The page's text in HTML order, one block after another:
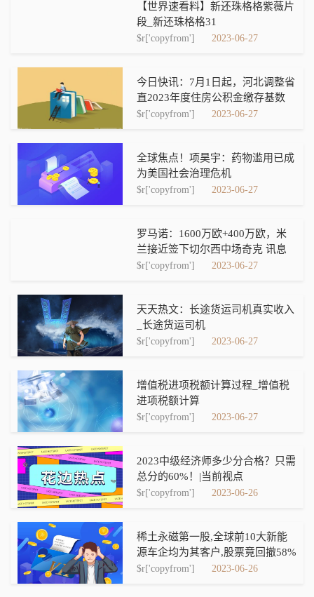
【世界速看料】新还珠格格紫薇片
段_新还珠格格31
$r['copyfrom'] 2023-06-27
今日快讯：7月1日起，河北调整省
直2023年度住房公积金缴存基数
$r['copyfrom'] 2023-06-27
全球焦点！项昊宇：药物滥用已成
为美国社会治理危机
$r['copyfrom'] 2023-06-27
罗马诺：1600万欧+400万欧，米
兰接近签下切尔西中场奇克 讯息
$r['copyfrom'] 2023-06-27
天天热文：长途货运司机真实收入
_长途货运司机
$r['copyfrom'] 2023-06-27
增值税进项税额计算过程_增值税
进项税额计算
$r['copyfrom'] 2023-06-27
2023中级经济师多少分合格？只需
总分的60%！|当前视点
$r['copyfrom'] 2023-06-26
稀土永磁第一股,全球前10大新能
源车企均为其客户,股票竟回撤58%
$r['copyfrom'] 2023-06-26